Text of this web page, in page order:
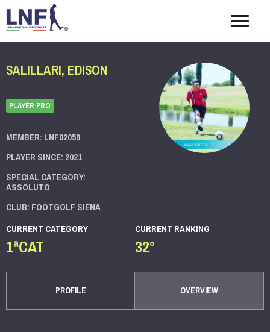
SALILLARI, EDISON
PLAYER PRO
MEMBER: LNF02059
PLAYER SINCE: 2021
SPECIAL CATEGORY:
ASSOLUTO
CLUB: FOOTGOLF SIENA
CURRENT CATEGORY
1ªCAT
CURRENT RANKING
32°
PROFILE OVERVIEW